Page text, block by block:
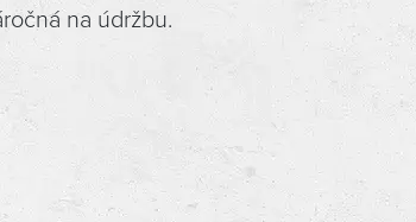
na údržbu.